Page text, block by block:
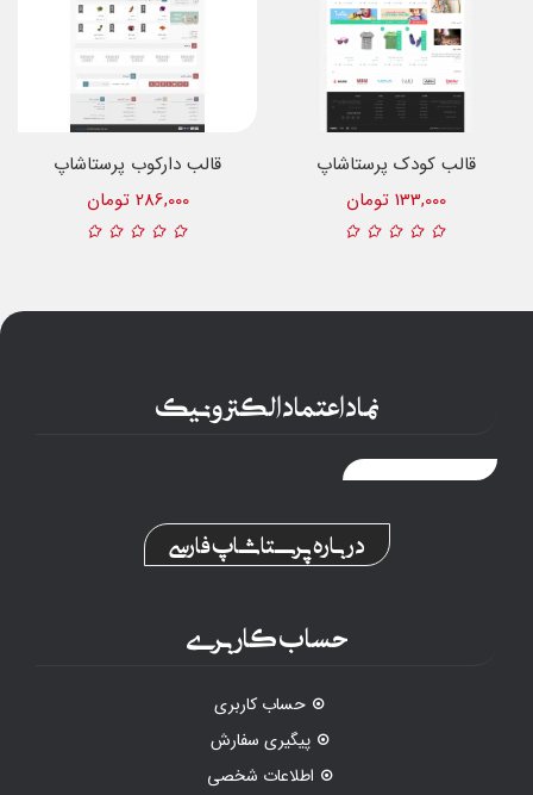
قالب دارکوب پرستاشاپ
286,000 تومان
قالب کودک پرستاشاپ
133,000 تومان
نماد اعتماد الکترونیک
درباره پرستاشاپ فارسی
حساب کاربری
حساب کاربری
پیگیری سفارش
اطلاعات شخصی